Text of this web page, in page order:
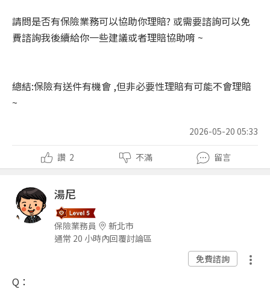
請問是否有保險業務可以協助你理賠? 或需要諮詢可以免
費諮詢我後續給你一些建議或者理賠協助唷 ~
總結:保險有送件有機會 ,但非必要性理賠有可能不會理賠
~
2026-05-20 05:33
讚 2 不滿 留言
湯尼
保險業務員
新北市
通常 20 小時內回覆討論區
免費諮詢
Q：